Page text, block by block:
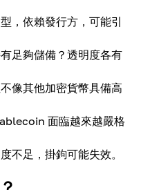
，依賴發行方，可能引
足夠儲備？透明度各有
像其他加密貨幣具備高
面臨越來越嚴格
不足，掛鉤可能失效。